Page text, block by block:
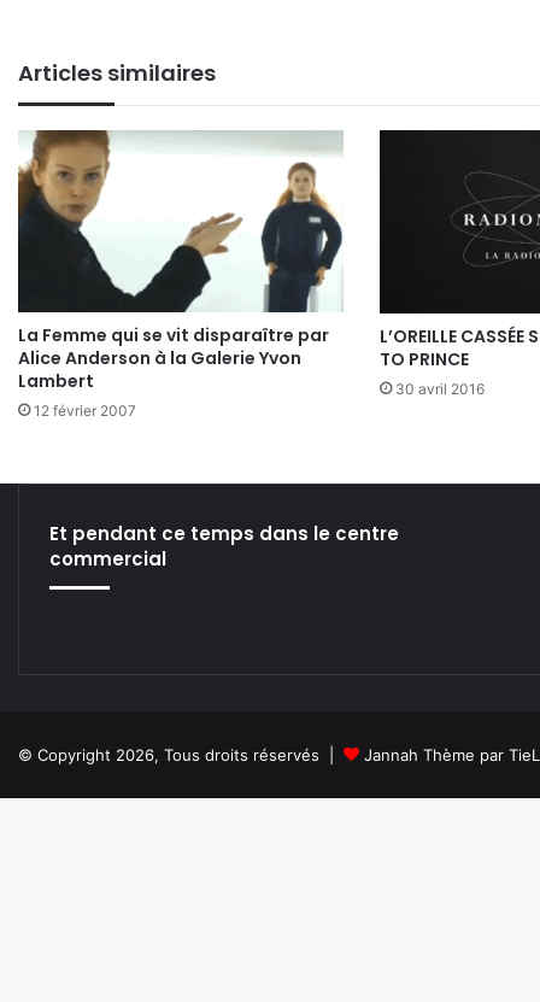
Articles similaires
La Femme qui se vit disparaître par
Alice Anderson à la Galerie Yvon
Lambert
12 février 2007
L’OREILLE CASSÉE
TO PRINCE
30 avril 2016
Et pendant ce temps dans le centre
commercial
© Copyright 2026, Tous droits réservés | Jannah Thème par